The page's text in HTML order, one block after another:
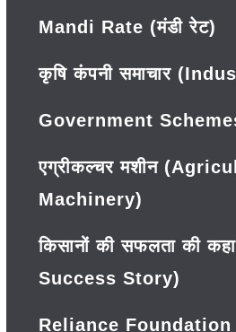
Mandi Rate (मंडी रेट)
कृषि कंपनी समाचार
Government Schemes
एग्रीकल्चर मशीन
Machinery)
किसानों की सफलता की
Success Story)
Reliance Foundation